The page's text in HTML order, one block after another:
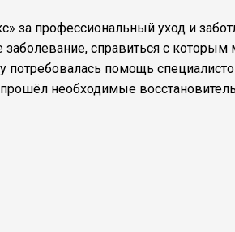
за профессиональный уход и
справиться с
помощь
необходимые